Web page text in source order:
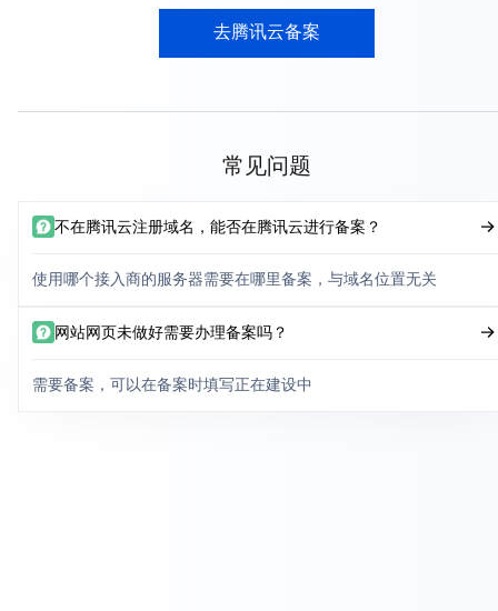
去腾讯云备案
常见问题
不在腾讯云注册域名，能否在腾讯云进行备案？
使用哪个接入商的服务器需要在哪里备案，与域名位置无关
网站网页未做好需要办理备案吗？
需要备案，可以在备案时填写正在建设中